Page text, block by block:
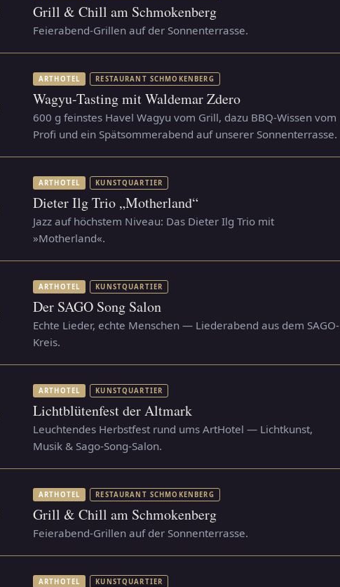
Grill & Chill am Schmokenberg
Feierabend-Grillen auf der Sonnenterrasse.
ARTHOTEL RESTAURANT SCHMOKENBERG
Wagyu-Tasting mit Waldemar Zdero
600 g feinstes Havel Wagyu vom Grill, dazu BBQ-Wissen vom
Profi und ein Spätsommerabend auf unserer Sonnenterrasse.
ARTHOTEL KUNSTQUARTIER
Dieter Ilg Trio „Motherland“
Jazz auf höchstem Niveau: Das Dieter Ilg Trio mit
»Motherland«.
ARTHOTEL KUNSTQUARTIER
Der SAGO Song Salon
Echte Lieder, echte Menschen — Liederabend aus dem SAGO-
Kreis.
ARTHOTEL KUNSTQUARTIER
Lichtblütenfest der Altmark
Leuchtendes Herbstfest rund ums ArtHotel — Lichtkunst,
Musik & Sago-Song-Salon.
ARTHOTEL RESTAURANT SCHMOKENBERG
Grill & Chill am Schmokenberg
Feierabend-Grillen auf der Sonnenterrasse.
ARTHOTEL KUNSTQUARTIER